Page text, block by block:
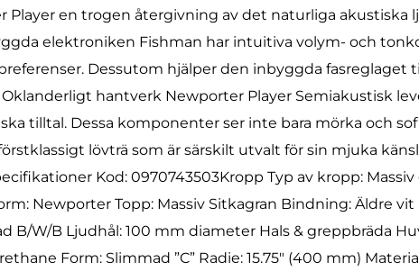
Player en trogen återgivning av det naturliga akustiska
elektroniken Fishman har intuitiva volym- och
Dessutom hjälper den inbyggda
hantverk Newporter Player Semiakustisk
tilltal. Dessa komponenter ser inte bara mörka och
lövträ som är särskilt utvalt för sin mjuka
Kod: 0970743503Kropp Typ av kropp:
Newporter Topp: Massiv Sitkagran Bindning: Äldre vit
B/W/B Ljudhål: 100 mm diameter Hals & greppbräda
Form: Slimmad ”C” Radie: 15.75″ (400 mm)